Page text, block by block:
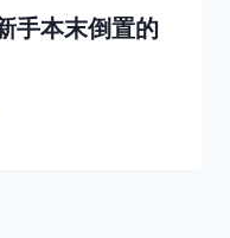
手本末倒置的